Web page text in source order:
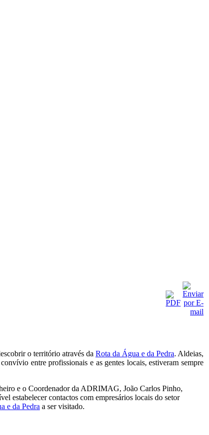
o território através da Rota da Água e da Pedra. Aldeias,
entre profissionais e as gentes locais, estiveram sempre
e o Coordenador da ADRIMAG, João Carlos Pinho,
estabelecer contactos com empresários locais do setor
e da Pedra a ser visitado.